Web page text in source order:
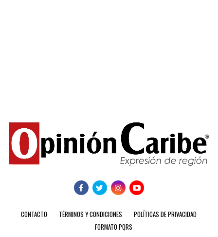
CONTACTO TÉRMINOS Y CONDICIONES
POLÍTICAS DE PRIVACIDAD
FORMATO PQRS